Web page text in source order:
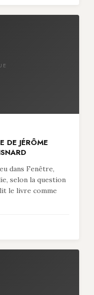
DE JÉRÔME
dans Fenêtre,
selon la question
le livre comme